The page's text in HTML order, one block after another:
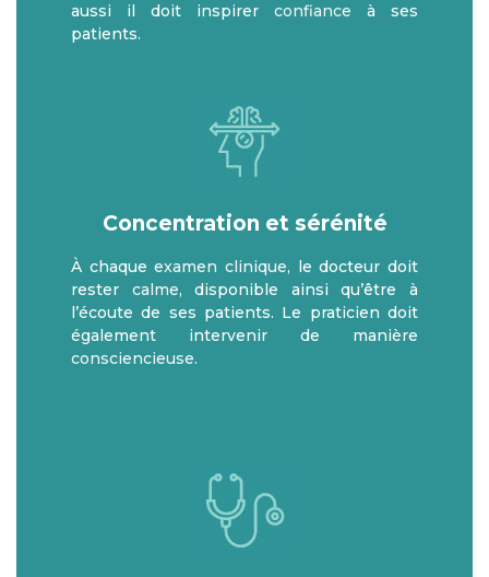
aussi il doit inspirer confiance à ses
patients.
Concentration et sérénité
À chaqueexamen clinique, le docteur doit
rester calme, disponible ainsi qu’être à
l’écoute de ses patients. Le praticien doit
également intervenir de manière
consciencieuse.